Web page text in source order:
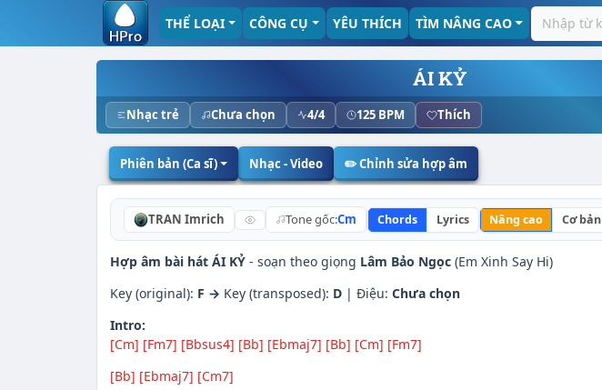
THỂ LOẠI CÔNG CỤ YÊU THÍCH TÌM NÂNG CAO
ÁI KỶ
Nhạc trẻ Chưa chọn 4/4 125 BPM Thích
Phiên bản (Ca sĩ) Nhạc - Video ✏️ Chỉnh sửa hợp âm
TRAN Imrich Tone gốc:Cm Chords Lyrics Nâng cao Cơ bản
Hợp âm bài hát ÁI KỶ- soạn theo giọng Lâm Bảo Ngọc(Em Xinh Say Hi)
Key (original): F → Key (transposed): D| Điệu: Chưa chọn
Intro:
[Cm] [Fm7] [Bbsus4] [Bb] [Ebmaj7] [Bb] [Cm] [Fm7]
[Bb] [Ebmaj7] [Cm7]